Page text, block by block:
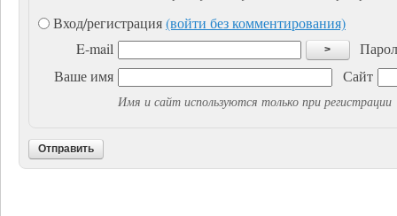
Вход/регистрация(войти без комментирования)
E-mail
>
Ваше имя
Сайт
Имя и сайт используются только при регистрации
Отправить